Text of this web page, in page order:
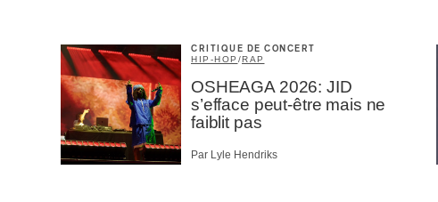
CRITIQUE DE CONCERT
HIP-HOP /RAP
OSHEAGA 2026: JID
s’efface peut-être mais ne
faiblit pas
Par Lyle Hendriks